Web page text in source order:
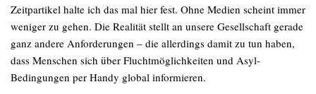
Zeitpartikel halte ich das mal hier fest. Ohne Medien scheint immer
weniger zu gehen. Die Realität stellt an unsere Gesellschaft gerade
ganz andere Anforderungen – die allerdings damit zu tun haben,
dass Menschen sich über Fluchtmöglichkeiten und Asyl-
Bedingungen per Handy global informieren.